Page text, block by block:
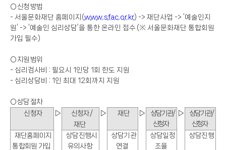
○ 신청 방법
- 서울문화재단 홈페이지 (www.sfac.or.kr) -> 재단사업 -> ‘예술인지
원’ -> ‘예술인 심리상담’을 통한 온라인 접수 (※서울문화재단 통합회원
가입 필수)
○ 지원 범위
- 심리검사비 : 필요시 1 인당 1회 한도 지원
- 심리상담비 : 1 인 최대 12회까지 지원
○상담 절차
신청자
▷ 신청자/
재단
▷ 재단 ▷ 상담기관/
신청자
▷ 상담기관/
신청자
재단홈페이지
통합회원 가입
상담진행시
유의사항
상담기관
연결
상담일정
조율
상담진행